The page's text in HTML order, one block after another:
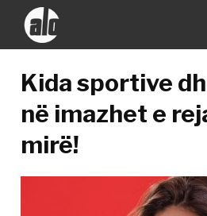
Kida sportive
në imazhet e
mirë!